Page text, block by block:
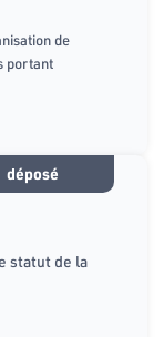
de
portant
déposé
statut de la